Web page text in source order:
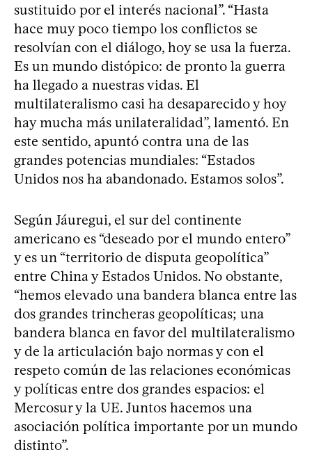
sustituido por el interés nacional”. “Hasta
hace muy poco tiempo los conflictos se
resolvían con el diálogo, hoy se usa la fuerza.
Es un mundo distópico: de pronto la guerra
ha llegado a nuestras vidas. El
multilateralismo casi ha desaparecido y hoy
hay mucha más unilateralidad”, lamentó. En
este sentido, apuntó contra una de las
grandes potencias mundiales: “Estados
Unidos nos ha abandonado. Estamos solos”.
Según Jáuregui, el sur del continente
americano es “deseado por el mundo entero”
y es un “territorio de disputa geopolítica”
entre China y Estados Unidos. No obstante,
“hemos elevado una bandera blanca entre las
dos grandes trincheras geopolíticas; una
bandera blanca en favor del multilateralismo
y de la articulación bajo normas y con el
respeto común de las relaciones económicas
y políticas entre dos grandes espacios: el
Mercosur y la UE. Juntos hacemos una
asociación política importante por un mundo
distinto”.